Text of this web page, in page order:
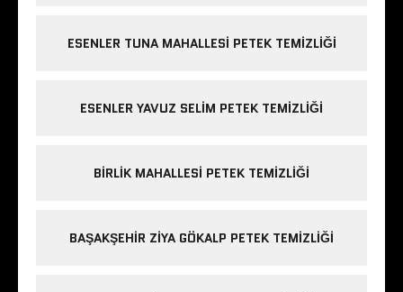
ESENLER TUNA MAHALLESI PETEK TEMIZLIĞI
ESENLER YAVUZ SELIM PETEK TEMIZLIĞI
BIRLIK MAHALLESI PETEK TEMIZLIĞI
BAŞAKŞEHIR ZIYA GÖKALP PETEK TEMIZLIĞI